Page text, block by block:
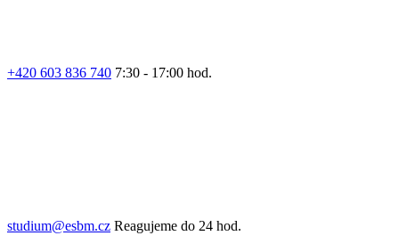
+420 603 836 740 7:30 - 17:00 hod.
studium@esbm.cz Reagujeme do 24 hod.